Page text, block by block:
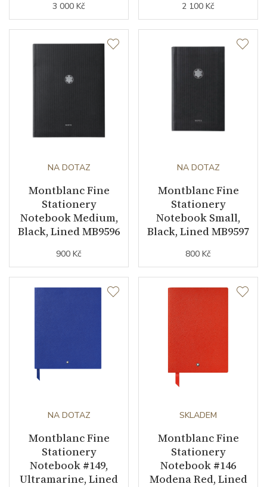
3 000 Kč 2 100 Kč
NA DOTAZ
Montblanc Fine
Stationery
Notebook Medium,
Black, Lined MB9596
900 Kč
NA DOTAZ
Montblanc Fine
Stationery
Notebook Small,
Black, Lined MB9597
800 Kč
NA DOTAZ
Montblanc Fine
Stationery
Notebook #149,
Ultramarine, Lined
SKLADEM
Montblanc Fine
Stationery
Notebook #146
Modena Red, Lined